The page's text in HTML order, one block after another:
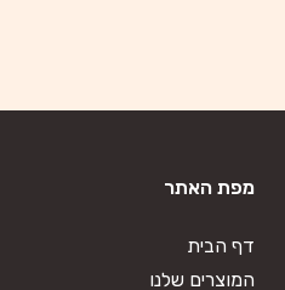
מפת האתר
דף הבית
המוצרים שלנו